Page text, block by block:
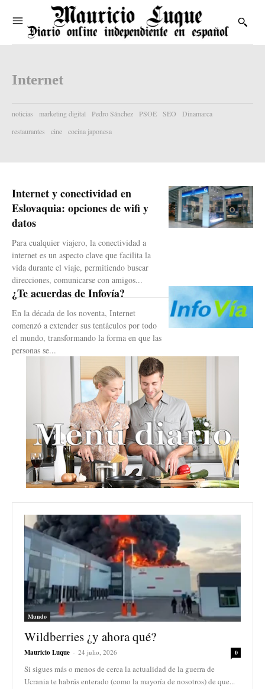
Internet
noticias marketing digital Pedro Sánchez PSOE SEO
Dinamarca
restaurantes
cine cocina japonesa
Internet y conectividad en
Eslovaquia: opciones de wifi y
datos
Para cualquier viajero, la conectividad a
internet es un aspecto clave que facilita la
vida durante el viaje, permitiendo buscar
direcciones, comunicarse con amigos...
¿Te acuerdas de Infovía?
En la década de los noventa, Internet
comenzó a extender sus tentáculos por todo
el mundo, transformando la forma en que las
personas se...
Mundo
Wildberries ¿y ahora qué?
Mauricio Luque - 24 julio, 2026 0
Si sigues más o menos de cerca la actualidad de la guerra de
Ucrania te habrás enterado (como la mayoría de nosotros) de que...